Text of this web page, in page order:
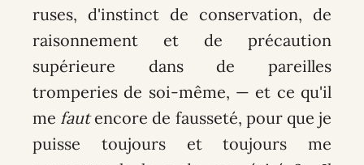
ruses, d'instinct de conservation, de
raisonnement et de précaution
supérieure dans de pareilles
tromperies de soi-même, — et ce qu'il
me fautencore de fausseté, pour que je
puisse toujours et toujours me